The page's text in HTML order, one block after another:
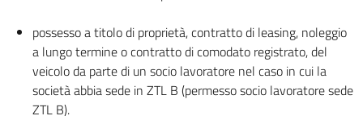
possesso a titolo di proprietà, contratto di leasing, noleggio
a lungo termine o contratto di comodato registrato, del
veicolo da parte di un socio lavoratore nel caso in cui la
società abbia sede in ZTL B (permesso socio lavoratore sede
ZTL B).